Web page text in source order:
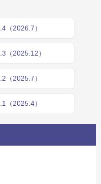
（2026.7）
（2025.12）
（2025.7）
（2025.4）